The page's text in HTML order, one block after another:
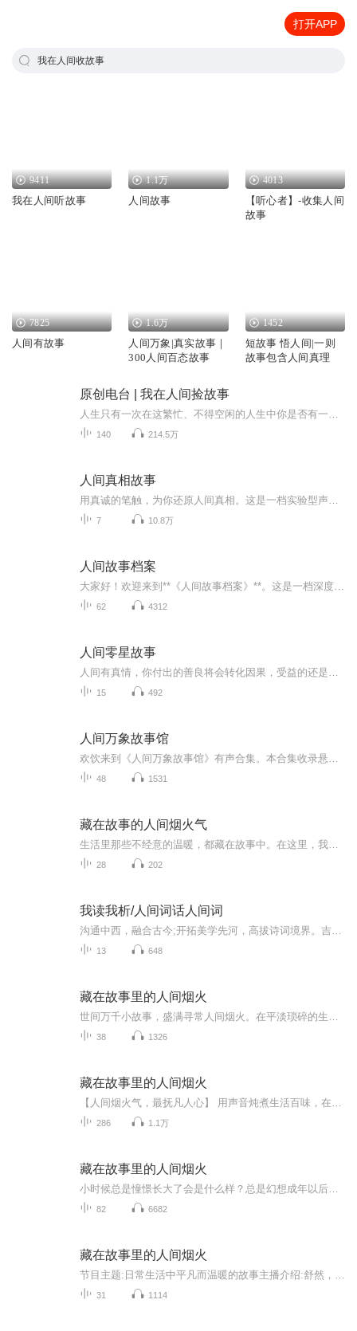
打开APP
我在人间收故事
9411
我在人间听故事
1.1万
人间故事
4013
【听心者】-收集人间
故事
7825
人间有故事
1.6万
人间万象|真实故事｜
300人间百态故事
1452
短故事 悟人间|一则
故事包含人间真理
原创电台 | 我在人间捡故事
140 214.5万
人间真相故事
7 10.8万
人间故事档案
62 4312
人间零星故事
15 492
人间万象故事馆
48 1531
藏在故事的人间烟火气
28 202
我读我析/人间词话人间词
13 648
藏在故事里的人间烟火
38 1326
藏在故事里的人间烟火
286 1.1万
藏在故事里的人间烟火
82 6682
藏在故事里的人间烟火
31 1114